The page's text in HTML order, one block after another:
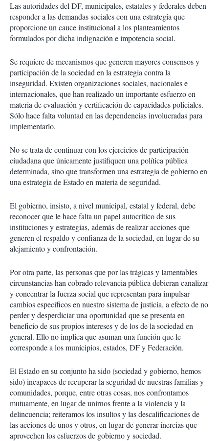
Las autoridades del DF, municipales, estatales y federales deben
responder a las demandas sociales con una estrategia que
proporcione un cauce institucional a los planteamientos
formulados por dicha indignación e impotencia social.
Se requiere de mecanismos que generen mayores consensos y
participación de la sociedad en la estrategia contra la
inseguridad. Existen organizaciones sociales, nacionales e
internacionales, que han realizado un importante esfuerzo en
materia de evaluación y certificación de capacidades policiales.
Sólo hace falta voluntad en las dependencias involucradas para
implementarlo.
No se trata de continuar con los ejercicios de participación
ciudadana que únicamente justifiquen una política pública
determinada, sino que transformen una estrategia de gobierno en
una estrategia de Estado en materia de seguridad.
El gobierno, insisto, a nivel municipal, estatal y federal, debe
reconocer que le hace falta un papel autocrítico de sus
instituciones y estrategias, además de realizar acciones que
generen el respaldo y confianza de la sociedad, en lugar de su
alejamiento y confrontación.
Por otra parte, las personas que por las trágicas y lamentables
circunstancias han cobrado relevancia pública debieran canalizar
y concentrar la fuerza social que representan para impulsar
cambios específicos en nuestro sistema de justicia, a efecto de no
perder y desperdiciar una oportunidad que se presenta en
beneficio de sus propios intereses y de los de la sociedad en
general. Ello no implica que asuman una función que le
corresponde a los municipios, estados, DF y Federación.
El Estado en su conjunto ha sido (sociedad y gobierno, hemos
sido) incapaces de recuperar la seguridad de nuestras familias y
comunidades, porque, entre otras cosas, nos confrontamos
mutuamente, en lugar de unirnos frente a la violencia y la
delincuencia; reiteramos los insultos y las descalificaciones de
las acciones de unos y otros, en lugar de generar inercias que
aprovechen los esfuerzos de gobierno y sociedad.